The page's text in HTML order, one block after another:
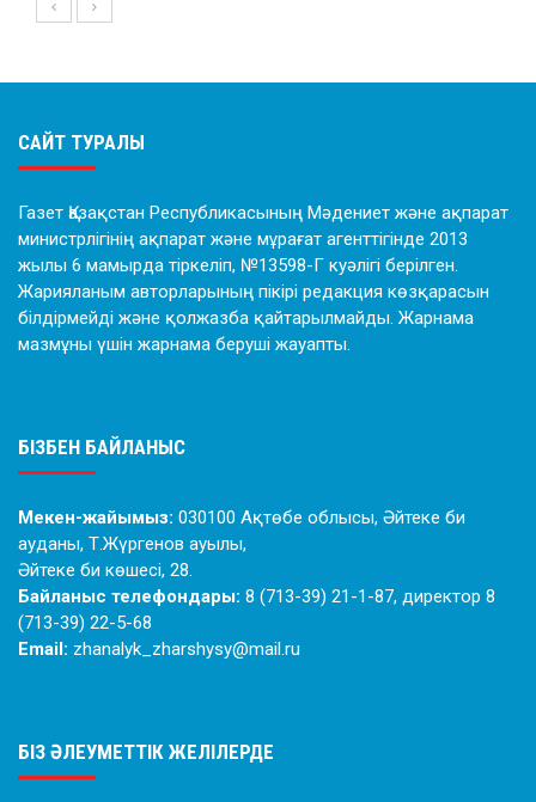
САЙТ ТУРАЛЫ
Газет Қазақстан Республикасының Мәдениет және ақпарат
министрлігінің ақпарат және мұрағат агенттігінде 2013
жылы 6 мамырда тіркеліп, №13598-Г куәлігі берілген.
Жарияланым авторларының пікірі редакция көзқарасын
білдірмейді және қолжазба қайтарылмайды. Жарнама
мазмұны үшін жарнама беруші жауапты.
БІЗБЕН БАЙЛАНЫС
Мекен-жайымыз: 030100 Ақтөбе облысы, Әйтеке би
ауданы, Т.Жүргенов ауылы,
Әйтеке би көшесі, 28.
Байланыс телефондары: 8 (713-39) 21-1-87, директор 8
(713-39) 22-5-68
Email: zhanalyk_zharshysy@mail.ru
БІЗ ӘЛЕУМЕТТІК ЖЕЛІЛЕРДЕ